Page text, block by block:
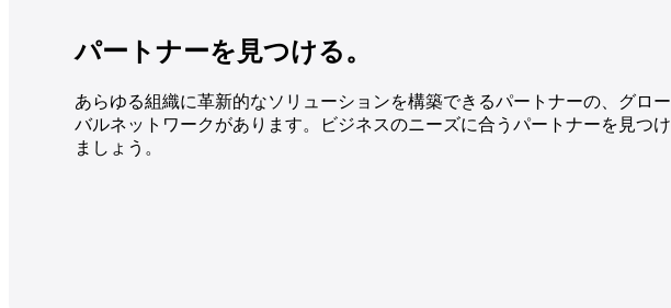
パートナーを見つける。
あらゆる組織に革新的なソリューションを構築できるパートナーの、グロー
バルネットワークがあります。ビジネスのニーズに合うパートナーを見つけ
ましょう。